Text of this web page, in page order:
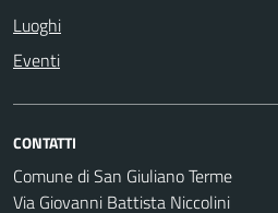
Luoghi
Eventi
CONTATTI
Comune di San Giuliano Terme
Via Giovanni Battista Niccolini